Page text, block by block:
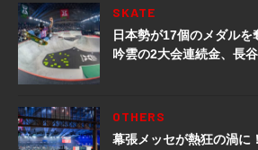
SKATE
日本勢が17個のメダルを
吟雲の2大会連続金、長
ダル獲得など数々の快挙
OTHERS
幕張メッセが熱狂の渦に